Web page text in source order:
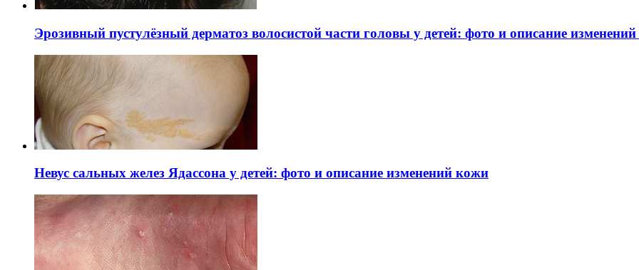
Эрозивный пустулёзный дерматоз волосистой части головы у детей: фото и описание
Невус сальных желез Ядассона у детей: фото и описание изменений кожи